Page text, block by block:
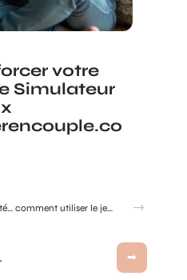
votre
Simulateur